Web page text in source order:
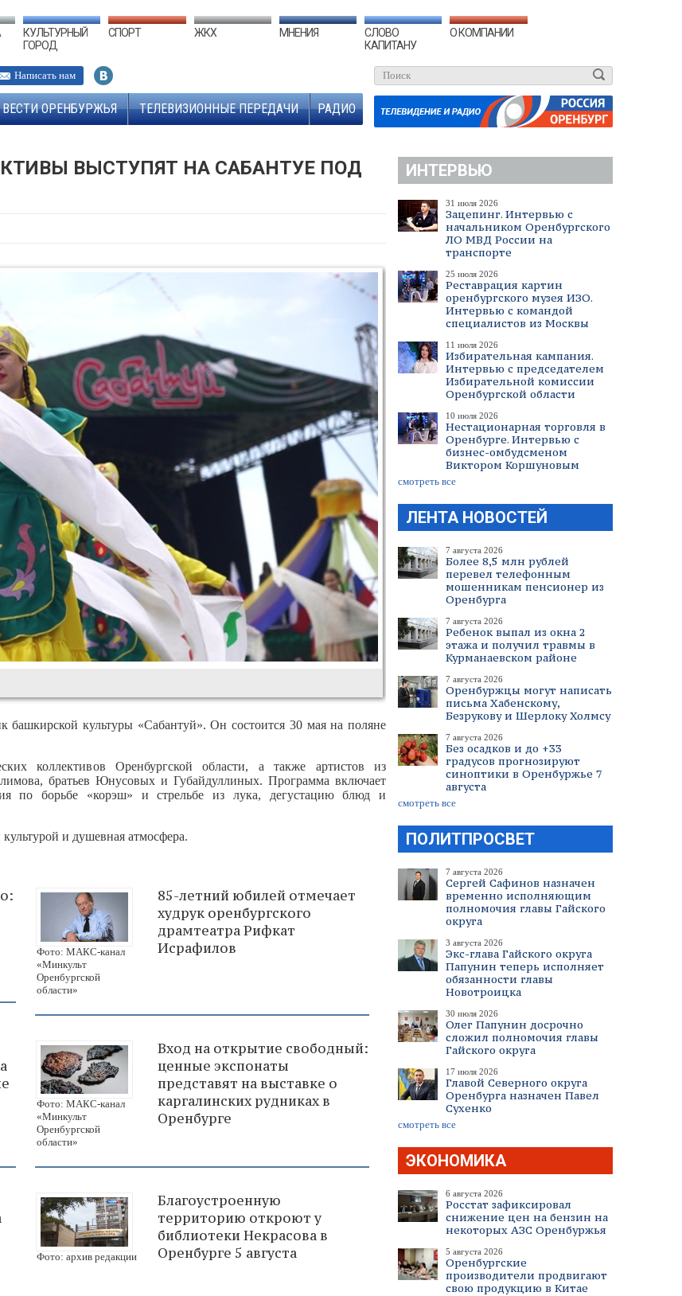
КУЛЬТУРНЫЙ
ГОРОД
СПОРТ ЖКХ МНЕНИЯ
СЛОВО
КАПИТАНУ
О КОМПАНИИ
Написать нам
ВЕСТИ ОРЕНБУРЖЬЯ ТЕЛЕВИЗИОННЫЕ ПЕРЕДАЧИ РАДИО
ИНТЕРВЬЮ
31 июля 2026
Зацепинг. Интервью с
начальником Оренбургского
ЛО МВД России на
транспорте
25 июля 2026
Реставрация картин
оренбургского музея ИЗО.
Интервью с командой
специалистов из Москвы
11 июля 2026
Избирательная кампания.
Интервью с председателем
Избирательной комиссии
Оренбургской области
10 июля 2026
Нестационарная торговля в
Оренбурге. Интервью с
бизнес-омбудсменом
Виктором Коршуновым
смотреть все
ЛЕНТА НОВОСТЕЙ
7 августа 2026
Более 8,5 млн рублей
перевел телефонным
мошенникам пенсионер из
Оренбурга
7 августа 2026
Ребенок выпал из окна 2
этажа и получил травмы в
Курманаевском районе
7 августа 2026
Оренбуржцы могут написать
письма Хабенскому,
Безрукову и Шерлоку Холмсу
7 августа 2026
Без осадков и до +33
градусов прогнозируют
синоптики в Оренбуржье 7
августа
смотреть все
ПОЛИТПРОСВЕТ
7 августа 2026
Сергей Сафинов назначен
временно исполняющим
полномочия главы Гайского
округа
3 августа 2026
Экс-глава Гайского округа
Папунин теперь исполняет
обязанности главы
Новотроицка
30 июля 2026
Олег Папунин досрочно
сложил полномочия главы
Гайского округа
17 июля 2026
Главой Северного округа
Оренбурга назначен Павел
Сухенко
смотреть все
ЭКОНОМИКА
6 августа 2026
Росстат зафиксировал
снижение цен на бензин на
некоторых АЗС Оренбуржья
5 августа 2026
Оренбургские
производители продвигают
свою продукцию в Китае
ВЫСТУПЯТ НА САБАНТУЕ ПОД
культуры «Сабантуй». Он состоится 30 мая на поляне
коллективов Оренбургской области, а также артистов из
братьев Юнусовых и Губайдуллиных. Программа включает
по борьбе «корэш» и стрельбе из лука, дегустацию блюд и
и душевная атмосфера.
Фото: МАКС-канал
«Минкульт
Оренбургской
области»
85-летний юбилей отмечает
худрук оренбургского
драмтеатра Рифкат
Исрафилов
Фото: МАКС-канал
«Минкульт
Оренбургской
области»
Вход на открытие свободный:
ценные экспонаты
представят на выставке о
каргалинских рудниках в
Оренбурге
Фото: архив редакции
Благоустроенную
территорию откроют у
библиотеки Некрасова в
Оренбурге 5 августа